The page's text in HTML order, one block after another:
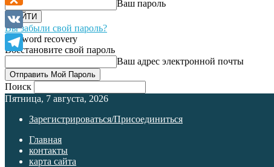
Ваш пароль
Вы забыли свой пароль?
Password recovery
Восстановите свой пароль
Ваш адрес электронной почты
Поиск
Пятница, 7 августа, 2026
Зарегистрироваться/Присоединиться
Главная
контакты
карта сайта
Odnoklassniki
VK